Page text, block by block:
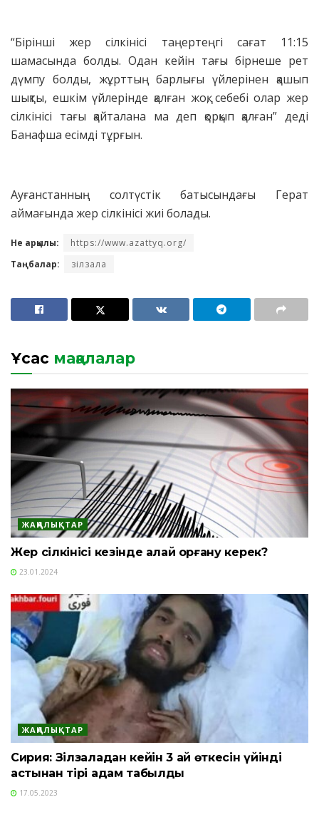
“Бірінші жер сілкінісі таңертеңгі сағат 11:15
шамасында болды. Одан кейін тағы бірнеше рет
дүмпу болды, жұрттың барлығы үйлерінен қашып
шықты, ешкім үйлерінде қалған жоқ, себебі олар жер
сілкінісі тағы қайталана ма деп қорқып қалған” деді
Банафша есімді тұрғын.
Ауғанстанның солтүстік батысындағы Герат
аймағында жер сілкінісі жиі болады.
Не арқылы:
https://www.azattyq.org/
Таңбалар:
зілзала
Ұқсас мақалалар
ЖАҢАЛЫҚТАР
Жер сілкінісі кезінде қалай қорғану керек?
23.01.2024
ЖАҢАЛЫҚТАР
Сирия: Зілзаладан кейін 3 ай өткесін үйінді
астынан тірі адам табылды
17.05.2023